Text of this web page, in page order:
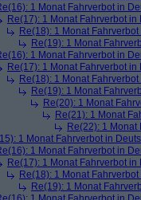
1 Monat Fahrverbot in
Re(17): 1 Monat Fahrverbot in
Re(18): 1 Monat
Re(19): 1 Monat
1 Monat Fahrverbot in
Re(17): 1 Monat Fahrverbot in
Re(18): 1 Monat
Re(19): 1 Monat
Re(20): 1 Monat
Re(21): 1 Monat
Re(22): 1 Monat
1 Monat Fahrverbot in
1 Monat Fahrverbot in
Re(17): 1 Monat Fahrverbot in
Re(18): 1 Monat
Re(19): 1 Monat